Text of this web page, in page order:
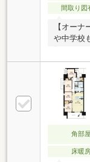
間取り図
【オー
や中学校
角部屋
床暖